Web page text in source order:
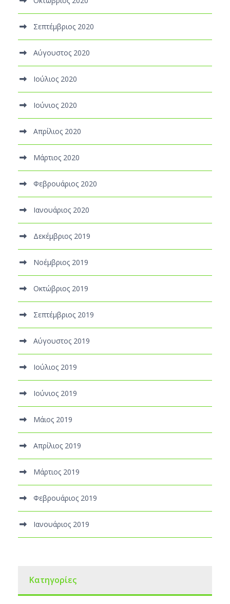
Σεπτέμβριος 2020
Αύγουστος 2020
Ιούλιος 2020
Ιούνιος 2020
Απρίλιος 2020
Μάρτιος 2020
Φεβρουάριος 2020
Ιανουάριος 2020
Δεκέμβριος 2019
Νοέμβριος 2019
Οκτώβριος 2019
Σεπτέμβριος 2019
Αύγουστος 2019
Ιούλιος 2019
Ιούνιος 2019
Μάιος 2019
Απρίλιος 2019
Μάρτιος 2019
Φεβρουάριος 2019
Ιανουάριος 2019
Kατηγορίες